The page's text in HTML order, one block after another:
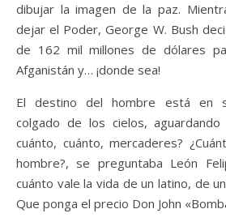
dibujar la imagen de la paz.
dejar el Poder, George W. Bush
de 162 mil millones de dólares
Afganistán y… ¡donde sea!
El destino del hombre está en
colgado de los cielos, aguardando
cuánto, cuánto, mercaderes?
hombre?, se preguntaba León
cuánto vale la vida de un latino, de
Que ponga el precio Don John